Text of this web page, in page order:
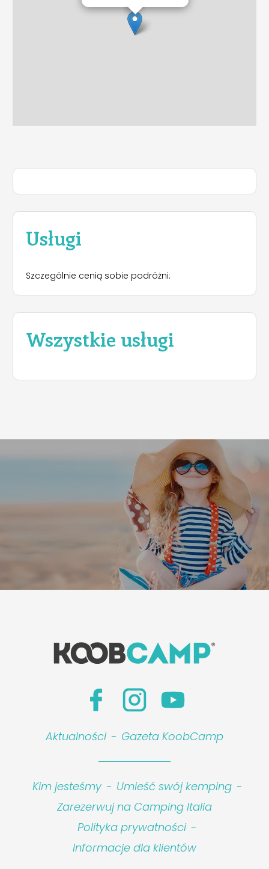
Usługi
Szczególnie cenią sobie podróżni:
Wszystkie usługi
Aktualności - Gazeta KoobCamp
Kim jesteśmy - Umieść swój kemping -
Zarezerwuj na Camping Italia
Polityka prywatności -
Informacje dla klientów